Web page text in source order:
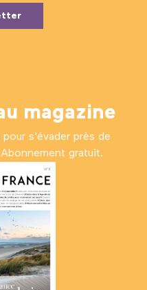
magazine
pour s'évader près de
gratuit.